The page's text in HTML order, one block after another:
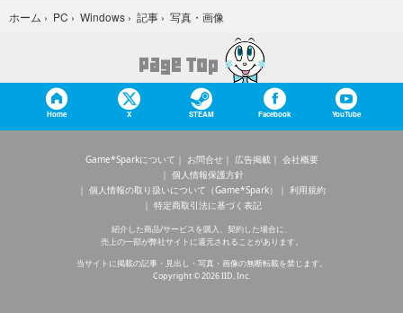
ホーム › PC › Windows › 記事 › 写真・画像
Home X STEAM Facebook YouTube
Game*Sparkについて お問合せ 広告掲載
会社概要
個人情報保護方針
個人情報の取り扱いについて（Game*Spark）
利用規約
特定商取引法に基づく表記
紹介した商品/サービスを購入、契約した場合に、
売上の一部が弊社サイトに還元されることがあります。
当サイトに掲載の記事・見出し・写真・画像の無断転載を禁じます。
Copyright © 2026 IID, Inc.